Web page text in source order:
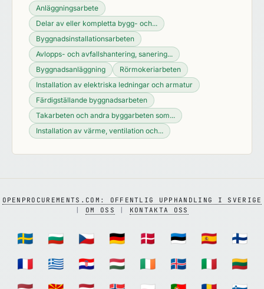
Anläggningsarbete
Delar av eller kompletta bygg- och...
Byggnadsinstallationsarbeten
Avlopps- och avfallshantering, sanering...
Byggnadsanläggning
Rörmokeriarbeten
Installation av elektriska ledningar och armatur
Färdigställande byggnadsarbeten
Takarbeten och andra byggarbeten som...
Installation av värme, ventilation och...
OPENPROCUREMENTS.COM: OFFENTLIG UPPHANDLING I SVERIGE
OM OSS KONTAKTA OSS
🇸🇪 🇧🇬 🇨🇿 🇩🇪 🇩🇰 🇪🇪 🇪🇸
🇫🇮
🇫🇷
🇬🇷 🇭🇷 🇭🇺 🇮🇪 🇮🇸 🇮🇹
🇱🇹